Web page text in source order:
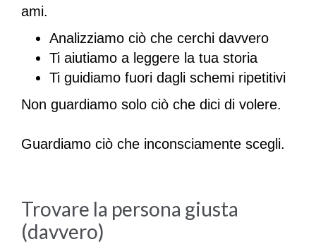
ami.
Analizziamo ciò che cerchi davvero
Ti aiutiamo a leggere la tua storia
Ti guidiamo fuori dagli schemi ripetitivi
Non guardiamo solo ciò che dici di volere.
Guardiamo ciò che inconsciamente scegli.
Trovare la persona giusta
(davvero)